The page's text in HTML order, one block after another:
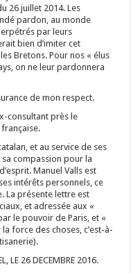
26 juillet 2014. Les
pardon, au monde
par leurs
bien d’imiter cet
Bretons. Pour nos « élus
on ne leur pardonnera
de mon respect.
consultant près le
et au service de ses
compassion pour la
Manuel Valls est
intérêts personnels, ce
La présente lettre est
et adressée aux «
le pouvoir de Paris, et «
force des choses, c’est-à-
LE 26 DECEMBRE 2016.